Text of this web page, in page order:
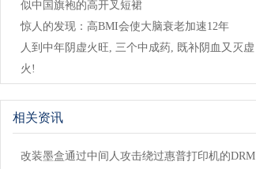
似中国旗袍的高开叉短裙
惊人的发现：高BMI会使大脑衰老加速12年
人到中年阴虚火旺, 三个中成药, 既补阴血又灭虚
火!
相关资讯
改装墨盒通过中间人攻击绕过惠普打印机的DRM